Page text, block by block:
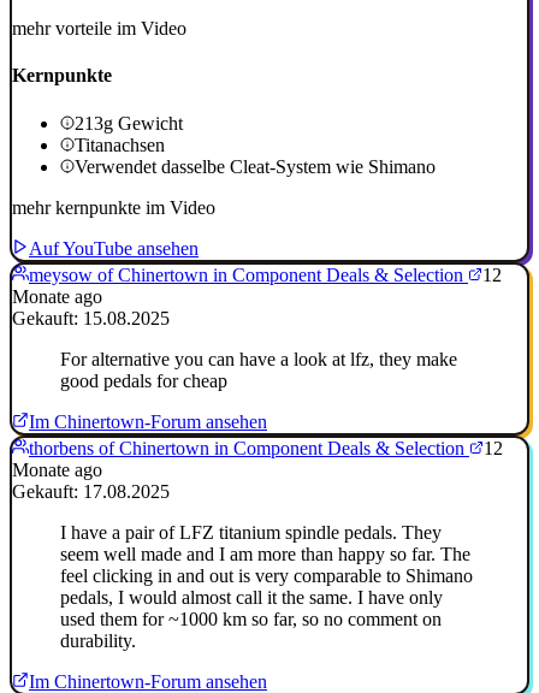
mehr vorteile im Video
Kernpunkte
213g Gewicht
Titanachsen
Verwendet dasselbe Cleat-System wie Shimano
mehr kernpunkte im Video
Auf YouTube ansehen
meysow of Chinertown in Component Deals & Selection
12
Monate ago
Gekauft: 15.08.2025
For alternative you can have a look at lfz, they make
good pedals for cheap
Im Chinertown-Forum ansehen
thorbens of Chinertown in Component Deals & Selection
12
Monate ago
Gekauft: 17.08.2025
I have a pair of LFZ titanium spindle pedals. They
seem well made and I am more than happy so far. The
feel clicking in and out is very comparable to Shimano
pedals, I would almost call it the same. I have only
used them for ~1000 km so far, so no comment on
durability.
Im Chinertown-Forum ansehen